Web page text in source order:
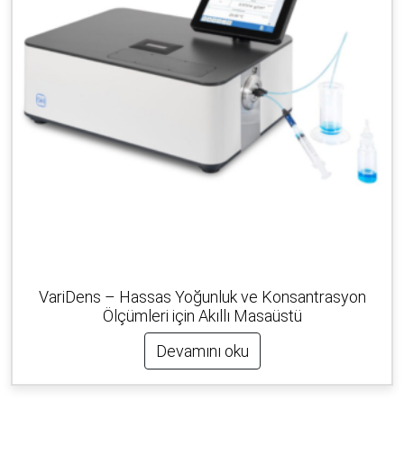
VariDens – Hassas Yoğunluk ve Konsantrasyon
Ölçümleri için Akıllı Masaüstü
Devamını oku